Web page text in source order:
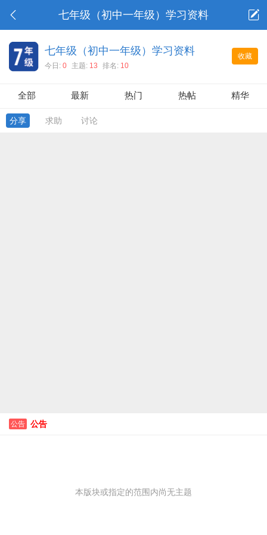
七年级（初中一年级）学习资料
收藏
七年级（初中一年级）学习资料
今日: 0 主题: 13 排名: 10
全部 最新 热门 热帖 精华
分享 求助 讨论
公告 公告
本版块或指定的范围内尚无主题